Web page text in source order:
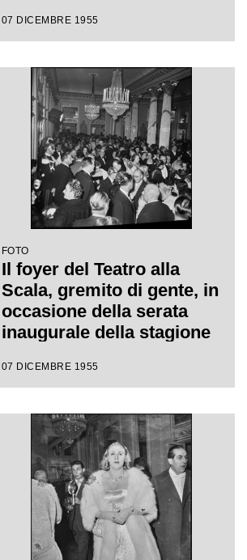
da Antonino Votto con la
Wallmann
07 DICEMBRE 1955
FOTO
Il foyer del Teatro alla
Scala, gremito di gente, in
occasione della serata
inaugurale della stagione
l'opera "Norma" di
da Antonino Votto, con la
regia di Margherita
Wallmann
07 DICEMBRE 1955